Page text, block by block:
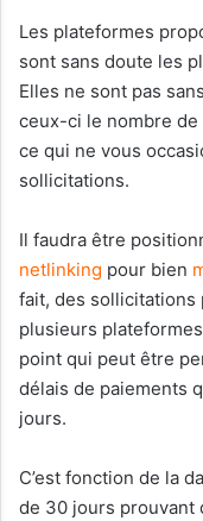
Les plateformes
sont sans doute les
Elles ne sont pas
ceux-ci le nombre
ce qui ne vous
sollicitations.
Il faudra être
netlinking pour bien
fait, des sollicitations
plusieurs
point qui peut être
délais de paiements
jours.
C’est fonction de la
de 30 jours prouvant